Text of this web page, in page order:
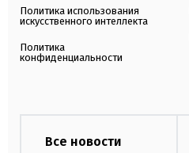
Политика использования
искусственного интеллекта
Политика
конфиденциальности
Все новости